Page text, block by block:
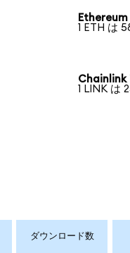
Ethereum
1 ETH は
Chainlink
1 LINK は
ダウンロード数